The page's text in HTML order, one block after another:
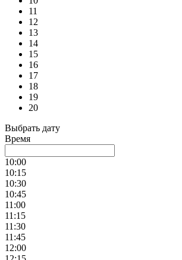
11
12
13
14
15
16
17
18
19
20
Выбрать дату
Время
10:00
10:15
10:30
10:45
11:00
11:15
11:30
11:45
12:00